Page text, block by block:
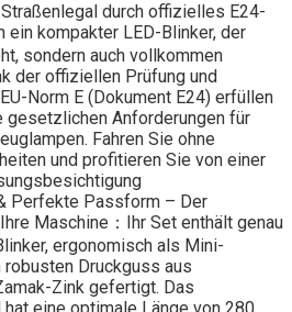
durch offizielles E24-
ein kompakter LED-Blinker, der
sondern auch vollkommen
der offiziellen Prüfung und
Norm E (Dokument E24) erfüllen
gesetzlichen Anforderungen für
Fahren Sie ohne
und profitieren Sie von einer
Perfekte Passform – Der
Maschine：Ihr Set enthält genau
ergonomisch als Mini-
Druckguss aus
Zink gefertigt. Das